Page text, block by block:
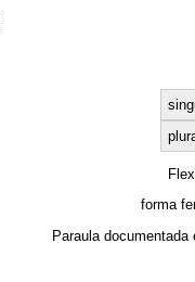
forma
Paraula